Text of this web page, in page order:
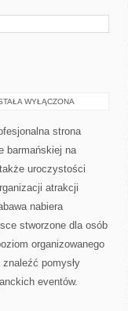
WYŁĄCZONA
strona
barmańskiej na
uroczystości
atrakcji
nabiera
stworzone dla osób
organizowanego
pomysły
eventów.